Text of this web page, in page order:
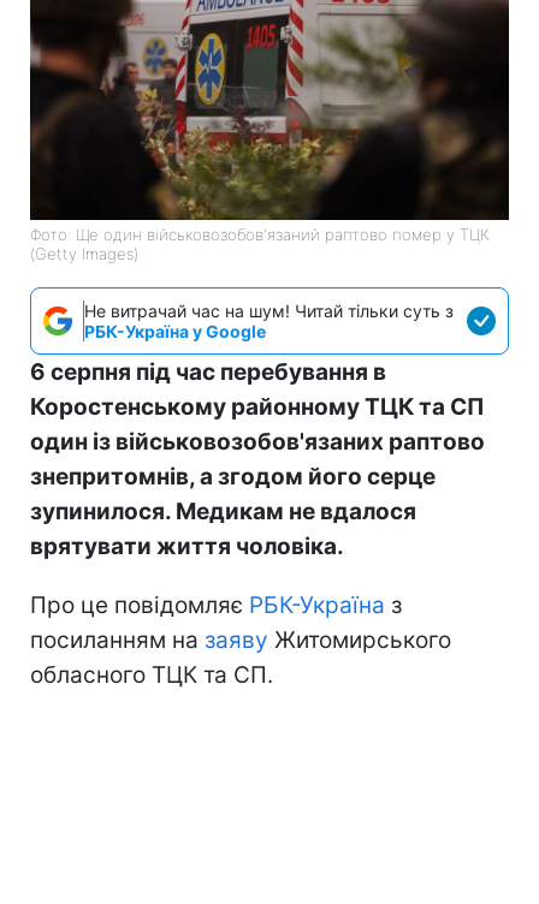
Фото: Ще один військовозобов'язаний раптово помер у ТЦК
(Getty Images)
Не витрачай час на шум! Читай тільки суть з
РБК-Україна у Google
6 серпня під час перебування в
Коростенському районному ТЦК та СП
один із військовозобов'язаних раптово
знепритомнів, а згодом його серце
зупинилося. Медикам не вдалося
врятувати життя чоловіка.
Про це повідомляє РБК-Україна з
посиланням на заяву Житомирського
обласного ТЦК та СП.